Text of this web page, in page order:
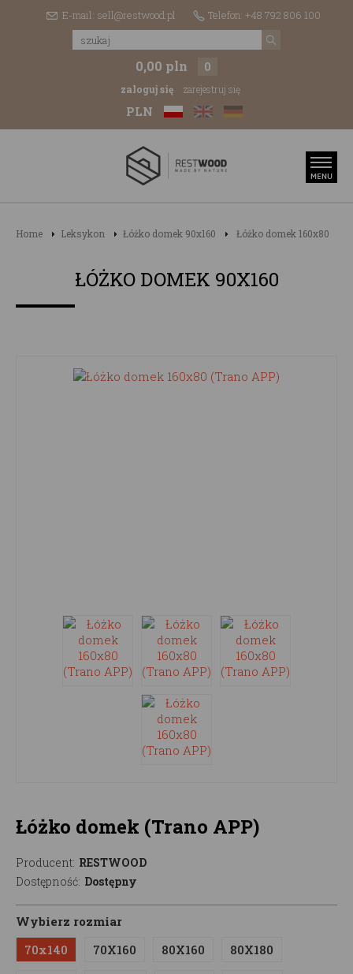
E-mail: sell@restwood.pl Telefon: +48 792 806 100
0,00 pln 0
zaloguj się zarejestruj się
PLN
Home Leksykon Łóżko domek 90x160 Łóżko domek 160x80
ŁÓŻKO DOMEK 90X160
Łóżko domek (Trano APP)
Producent: RESTWOOD
Dostępność: Dostępny
Wybierz rozmiar
70x140
70X160 80X160 80X180